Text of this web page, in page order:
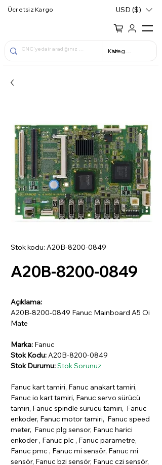
Ücretsiz Kargo USD ($)
Stok kodu: A20B-8200-0849
A20B-8200-0849
Açıklama:
A20B-8200-0849 Fanuc Mainboard A5 Oi
Mate
Marka: Fanuc
Stok Kodu:A20B-8200-0849
Stok Durumu:Stok Sorunuz
Fanuc kart tamiri, Fanuc anakart tamiri,
Fanuc io kart tamiri, Fanuc servo sürücü
tamiri, Fanuc spindle sürücü tamiri, Fanuc
enkoder, Fanuc motor tamiri, Fanuc speed
meter, Fanuc plg sensor, Fanuc harici
enkoder , Fanuc plc , Fanuc parametre,
Fanuc pmc , Fanuc mi sensör, Fanuc mi
sensör, Fanuc bzi sensör, Fanuc czi sensör,